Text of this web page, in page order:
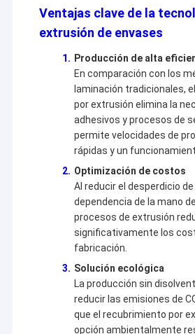
Productos
Sobre nosotros
Ventajas clave de la
extrusión de envases
Producción de alta
En comparación con los
laminación tradicionales,
por extrusión elimina la
adhesivos y procesos de
permite velocidades de
rápidas y un
Optimización de costos
Al reducir el desperdicio
dependencia de la mano
procesos de extrusión
significativamente los
fabricación.
Solución ecológica
La producción sin
reducir las emisiones de
que el recubrimiento por
opción ambientalmente
Jiangsu Laiyi Packing Machinery
2007 y se trasladó al distrito de
fábrica, con una escala ampliada y
ha mejorado su influencia de marca y